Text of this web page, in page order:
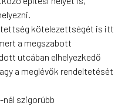
kötelezettségét is itt
a megszabott
utcában elhelyezkedő
a meglévők rendeltetését
nál szigorúbb